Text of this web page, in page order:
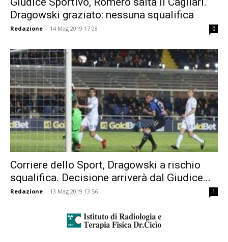
Dragowski graziato: nessuna squalifica
Redazione - 14 Mag 2019 17:08 0
Corriere dello Sport, Dragowski a rischio
squalifica. Decisione arriverà dal Giudice...
Redazione - 13 Mag 2019 13:56 1